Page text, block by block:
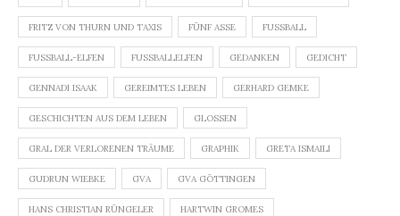
FRITZ VON THURN UND TAXIS FÜNF ASSE FUSSBALL
FUSSBALL-ELFEN FUSSBALLELFEN GEDANKEN GEDICHT
GENNADI ISAAK GEREIMTES LEBEN GERHARD GEMKE
GESCHICHTEN AUS DEM LEBEN GLOSSEN
GRAL DER VERLORENEN TRÄUME GRAPHIK GRETA ISMAILI
GUDRUN WIEBKE GVA GVA GÖTTINGEN
HANS CHRISTIAN RÜNGELER HARTWIN GROMES